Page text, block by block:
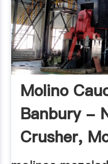
Molino
Banbury -
Crusher,